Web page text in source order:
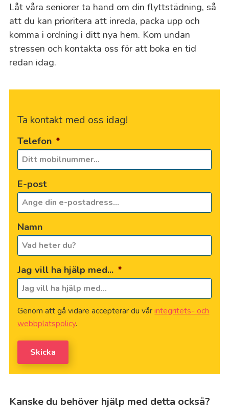
Låt våra seniorer ta hand om din flyttstädning, så
att du kan prioritera att inreda, packa upp och
komma i ordning i ditt nya hem. Kom undan
stressen och kontakta oss för att boka en tid
redan idag.
Ta kontakt med oss idag!
Telefon *
E-post
Namn
Jag vill ha hjälp med... *
Genom att gå vidare accepterar du vårintegritets- och
webbplatspolicy.
Skicka
Kanske du behöver hjälp med detta också?